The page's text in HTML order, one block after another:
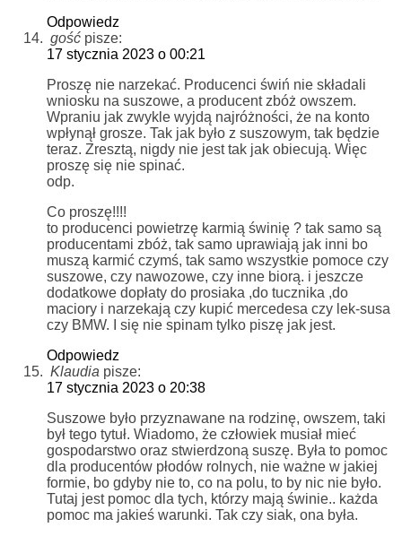
Odpowiedz
gość pisze:
17 stycznia 2023 o 00:21
Proszę nie narzekać. Producenci świń nie składali
wniosku na suszowe, a producent zbóż owszem.
Wpraniu jak zwykle wyjdą najróżności, że na konto
wpłynął grosze. Tak jak było z suszowym, tak będzie
teraz. Zresztą, nigdy nie jest tak jak obiecują. Więc
proszę się nie spinać.
odp.
Co proszę!!!!
to producenci powietrzę karmią świnię ? tak samo są
producentami zbóż, tak samo uprawiają jak inni bo
muszą karmić czymś, tak samo wszystkie pomoce czy
suszowe, czy nawozowe, czy inne biorą. i jeszcze
dodatkowe dopłaty do prosiaka ,do tucznika ,do
maciory i narzekają czy kupić mercedesa czy lek-susa
czy BMW. I się nie spinam tylko piszę jak jest.
Odpowiedz
Klaudia pisze:
17 stycznia 2023 o 20:38
Suszowe było przyznawane na rodzinę, owszem, taki
był tego tytuł. Wiadomo, że człowiek musiał mieć
gospodarstwo oraz stwierdzoną suszę. Była to pomoc
dla producentów płodów rolnych, nie ważne w jakiej
formie, bo gdyby nie to, co na polu, to by nic nie było.
Tutaj jest pomoc dla tych, którzy mają świnie.. każda
pomoc ma jakieś warunki. Tak czy siak, ona była.